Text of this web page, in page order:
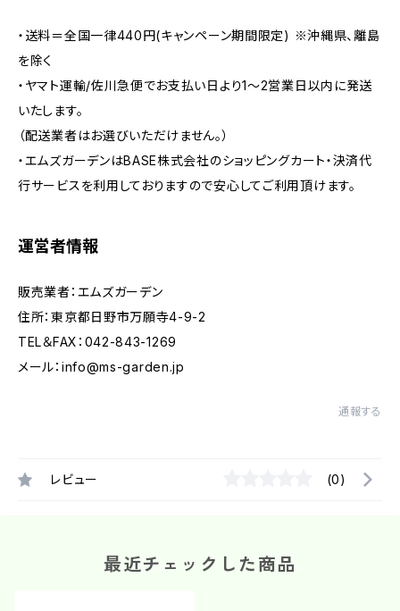
・送料＝全国一律440円(キャンペーン期間限定) ※沖縄県、離島
を除く
・ヤマト運輸/佐川急便でお支払い日より1～2営業日以内に発送
いたします。
（配送業者はお選びいただけません。）
・エムズガーデンはBASE株式会社のショッピングカート・決済代
行サービスを利用しておりますので安心してご利用頂けます。
運営者情報
販売業者：エムズガーデン
住所：東京都日野市万願寺4-9-2
TEL＆FAX：042-843-1269
メール： info@ms-garden.jp
通報する
レビュー (0)
最近チェックした商品